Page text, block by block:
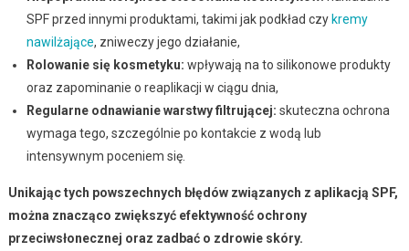
SPF przed innymi produktami, takimi jak podkład czy kremy
nawilżające, zniweczy jego działanie,
Rolowanie się kosmetyku: wpływają na to silikonowe produkty
oraz zapominanie o reaplikacji w ciągu dnia,
Regularne odnawianie warstwy filtrującej: skuteczna ochrona
wymaga tego, szczególnie po kontakcie z wodą lub
intensywnym poceniem się.
Unikając tych powszechnych błędów związanych z aplikacją SPF,
można znacząco zwiększyć efektywność ochrony
przeciwsłonecznej oraz zadbać o zdrowie skóry.